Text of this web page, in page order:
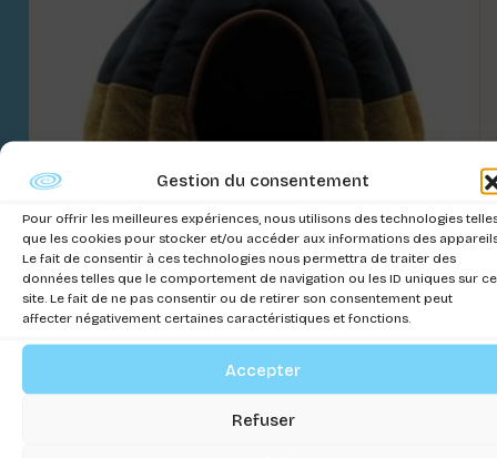
Gestion du consentement
Pour offrir les meilleures expériences, nous utilisons des technologies
que les cookies pour stocker et/ou accéder aux informations des
Le fait de consentir à ces technologies nous permettra de traiter des
données telles que le comportement de navigation ou les ID uniques sur ce
site. Le fait de ne pas consentir ou de retirer son consentement peut
affecter négativement certaines caractéristiques et fonctions.
Accepter
Refuser
CORBEILLE FRIGHT NOIR PUMPKING
40X40X35 CM – SAISON 24-25
Connectez-vous pour voir les prix